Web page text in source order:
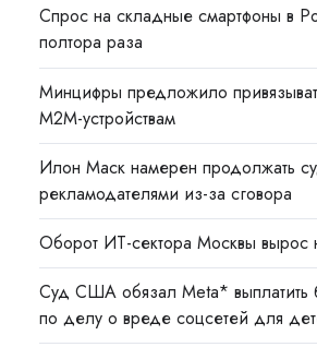
Спрос на складные смартфоны в
полтора раза
Минцифры предложило
M2M-устройствам
Илон Маск намерен продолжать
рекламодателями из-за сговора
Оборот ИТ-сектора Москвы вырос
Суд США обязал Meta*
по делу о вреде соцсетей для